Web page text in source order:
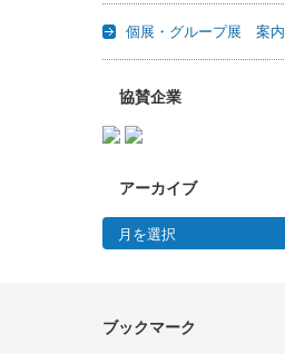
個展・グループ展 案内
協賛企業
アーカイブ
アーカイブ
ブックマーク